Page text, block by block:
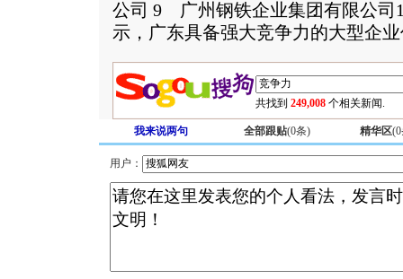
公司 9 广州钢铁企业集团有限公司
示，广东具备强大竞争力的大型企
共找到 249,008 个相关新闻.
我来说两句 全部跟贴(0条) 精华区(0
用户：